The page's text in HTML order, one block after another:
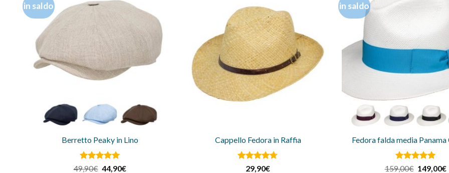
in saldo
Berretto Peaky in Lino
Valutato
49,90€ Il
44,90€Il
Cappello Fedora in Raffia
Valutato
29,90€
in saldo
Fedora falda media
Valutato5
159,00€ Il
149,00€Il